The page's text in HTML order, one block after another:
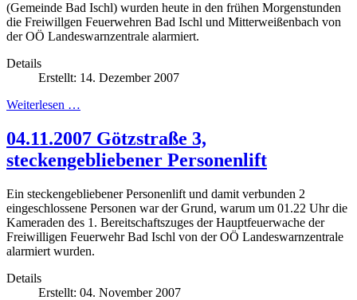
(Gemeinde Bad Ischl) wurden heute in den frühen Morgenstunden
die Freiwillgen Feuerwehren Bad Ischl und Mitterweißenbach von
der OÖ Landeswarnzentrale alarmiert.
Details
Erstellt: 14. Dezember 2007
Weiterlesen …
04.11.2007 Götzstraße 3,
steckengebliebener Personenlift
Ein steckengebliebener Personenlift und damit verbunden 2
eingeschlossene Personen war der Grund, warum um 01.22 Uhr die
Kameraden des 1. Bereitschaftszuges der Hauptfeuerwache der
Freiwilligen Feuerwehr Bad Ischl von der OÖ Landeswarnzentrale
alarmiert wurden.
Details
Erstellt: 04. November 2007